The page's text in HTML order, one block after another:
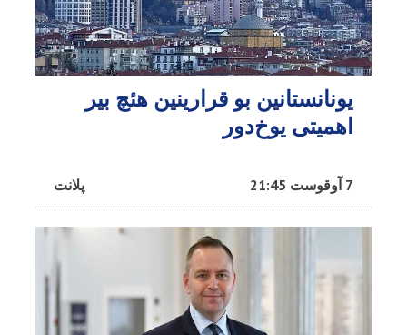
یونانستانین بو قرارینین هئچ بیر
اهمیتی یوخ‌دور
پلانت 7 آوقوست 21:45